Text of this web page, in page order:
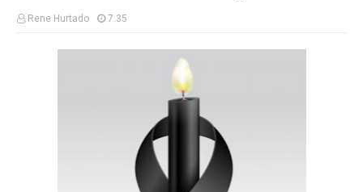
Rene Hurtado 7:35